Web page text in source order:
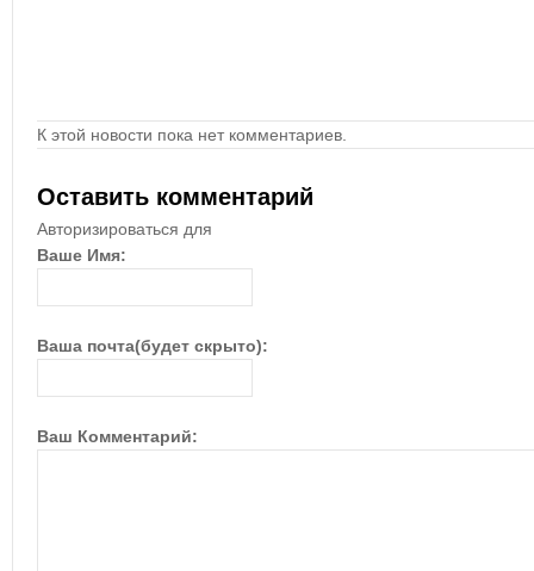
К этой новости пока нет комментариев.
Оставить комментарий
Авторизироваться для
Ваше Имя:
Ваша почта(будет скрыто):
Ваш Комментарий: